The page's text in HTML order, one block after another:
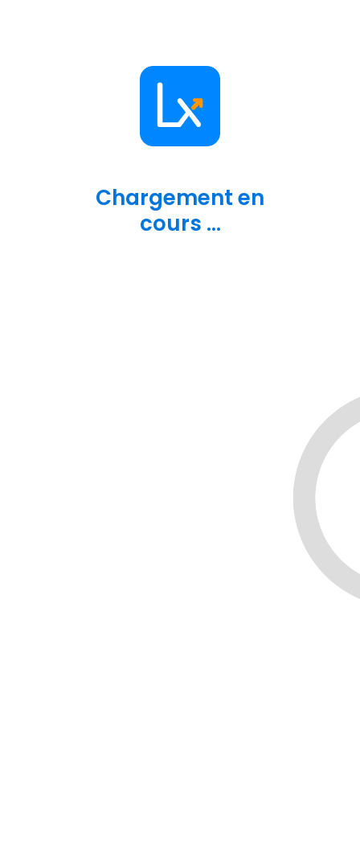
Chargement en
cours ...